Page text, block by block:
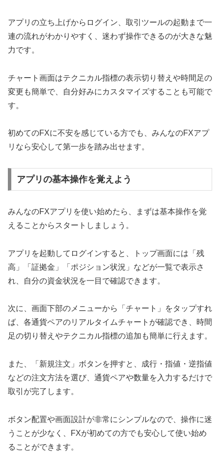
アプリの立ち上げからログイン、取引ツールの起動まで一
連の流れがわかりやすく、迷わず操作できるのが大きな魅
力です。
チャート画面はテクニカル指標の表示切り替えや時間足の
変更も簡単で、自分好みにカスタマイズすることも可能で
す。
初めてのFXに不安を感じている方でも、みんなのFXアプ
リなら安心して第一歩を踏み出せます。
アプリの基本操作を覚えよう
みんなのFXアプリを使い始めたら、まずは基本操作を覚
えることからスタートしましょう。
アプリを起動してログインすると、トップ画面には「残
高」「証拠金」「ポジション状況」などが一覧で表示さ
れ、自分の資金状況を一目で確認できます。
次に、画面下部のメニューから「チャート」をタップすれ
ば、各通貨ペアのリアルタイムチャートが確認でき、時間
足の切り替えやテクニカル指標の追加も簡単に行えます。
また、「新規注文」ボタンを押すと、成行・指値・逆指値
などの注文方法を選び、通貨ペアや数量を入力するだけで
取引が完了します。
ボタン配置や画面設計が非常にシンプルなので、操作に迷
うことが少なく、FXが初めての方でも安心して使い始め
ることができます。